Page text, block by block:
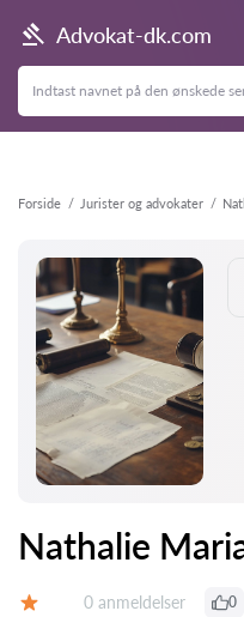
Advokat-dk.com
Forside Jurister og advokater
Tilbage
Nathalie
Anmeldelser:
0 anmeldelser 0